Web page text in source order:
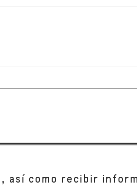
así como recibir